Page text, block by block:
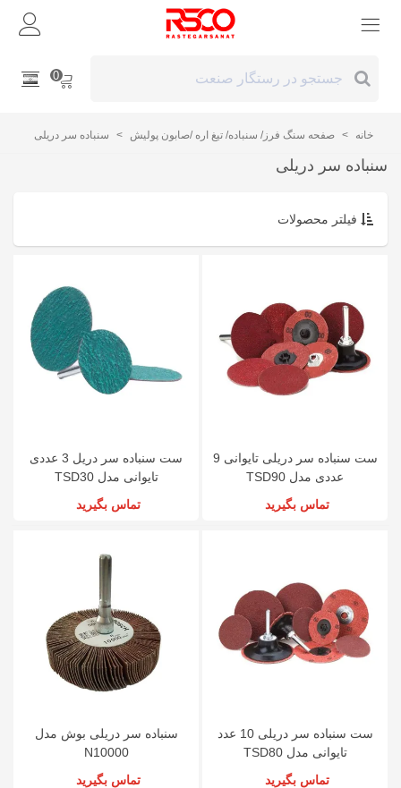
0
خانه > صفحه سنگ فرز/ سنباده/ تیغ اره /صابون پولیش > سنباده سر دریلی
سنباده سر دریلی
فیلتر محصولات
ست سنباده سر دریلی تایوانی 9
عددی مدل TSD90
تماس بگیرید
ست سنباده سر دریل 3 عددی
تایوانی مدل TSD30
تماس بگیرید
ست سنباده سر دریلی 10 عدد
تایوانی مدل TSD80
تماس بگیرید
سنباده سر دریلی بوش مدل
N10000
تماس بگیرید